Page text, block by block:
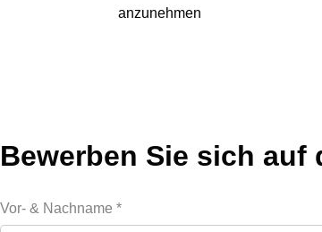
anzunehmen
Bewerben Sie sich auf
Vor- & Nachname *